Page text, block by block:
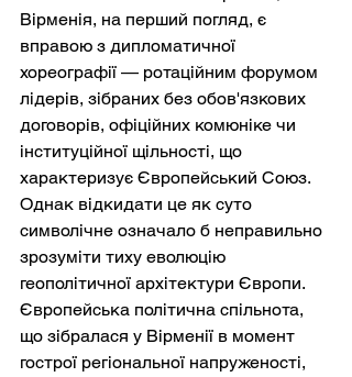
Вірменія, на перший погляд, є
вправою з дипломатичної
хореографії — ротаційним форумом
лідерів, зібраних без обов'язкових
договорів, офіційних комюніке чи
інституційної щільності, що
характеризує Європейський Союз.
Однак відкидати це як суто
символічне означало б неправильно
зрозуміти тиху еволюцію
геополітичної архітектури Європи.
Європейська політична спільнота,
що зібралася у Вірменії в момент
гострої регіональної напруженості,